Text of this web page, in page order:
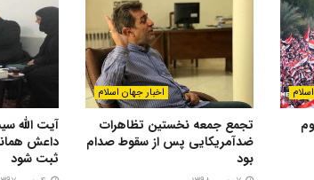
اخبار جهان اسلام
تجمع جمعه نخستین تظاهرات
ضدآمریکایی پس از سقوط صدام
بود
آیت الله
داعش
ثبت شود